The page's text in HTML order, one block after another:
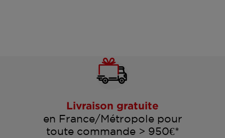
Livraison gratuite
en France/Métropole pour
toute commande > 950€*